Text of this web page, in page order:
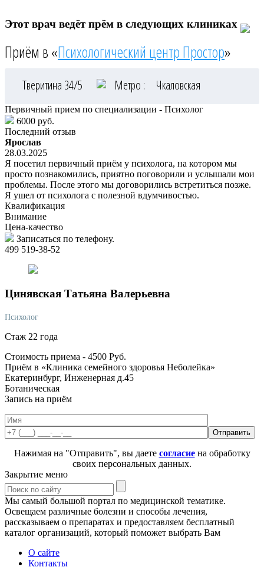
Этот врач ведёт прём в следующих клиниках
Приём в «Психологический центр Простор»
Тверитина 34/5 Метро : Чкаловская
Первичный прием по специализации - Психолог
6000 руб.
Последний отзыв
Ярослав
28.03.2025
Я посетил первичный приём у психолога, на котором мы
просто познакомились, приятно поговорили и услышали мои
проблемы. После этого мы договорились встретиться позже.
Я ушел от психолога с полезной вдумчивостью.
Квалификация
Внимание
Цена-качество
Записаться по телефону.
499 519-38-52
Цинявская Татьяна Валерьевна
Психолог
Стаж 22 года
Стоимость приема - 4500 Руб.
Приём в «Клиника семейного здоровья Неболейка»
Екатеринбург, Инженерная д.45
Ботаническая
Запись на приём
Нажимая на "Отправить", вы даете согласиена обработку
своих персональных данных.
Закрытие меню
Мы самый большой портал по медицинской тематике.
Освещаем различные болезни и способы лечения,
рассказываем о препаратах и предоставляем бесплатный
каталог организаций, который поможет выбрать Вам
О сайте
Контакты